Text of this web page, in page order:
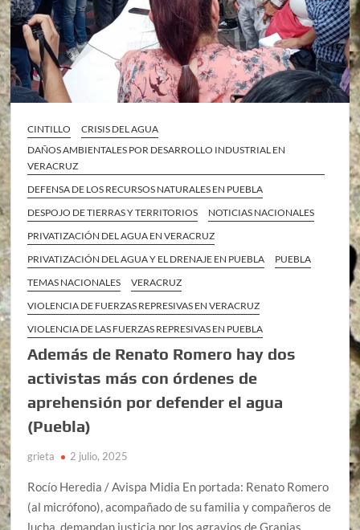
CINTILLO
CRISIS DEL AGUA
DAÑOS AMBIENTALES POR DESARROLLO INDUSTRIAL EN
VERACRUZ
DEFENSA DE LOS RECURSOS NATURALES EN PUEBLA
DESPOJO DE TIERRAS Y TERRITORIOS
NOTICIAS NACIONALES
PRIVATIZACIÓN DEL AGUA EN VERACRUZ
PRIVATIZACIÓN DEL AGUA Y EL DRENAJE EN PUEBLA
PUEBLA
TEMAS NACIONALES
VERACRUZ
VIOLENCIA DE FUERZAS REPRESIVAS EN VERACRUZ
VIOLENCIA DE LAS FUERZAS REPRESIVAS EN PUEBLA
Además de Renato Romero hay dos
activistas más con órdenes de
aprehensión por defender el agua
(Puebla)
grieta 2 julio, 2025
Rocío Heredia / Avispa Midia En portada: Renato Romero
(al micrófono), acompañado de su familia y compañeros de
lucha, demandan justicia por los agravios de Granjas